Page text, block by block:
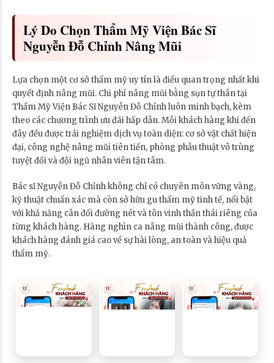
Lý Do Chọn Thẩm Mỹ Viện Bác Sĩ
Nguyễn Đỗ Chỉnh Nâng Mũi
Lựa chọn một cơ sở thẩm mỹ uy tín là điều quan trọng nhất khi
quyết định nâng mũi. Chi phí nâng mũi bằng sụn tự thân tại
Thẩm Mỹ Viện Bác Sĩ Nguyễn Đỗ Chỉnh luôn minh bạch, kèm
theo các chương trình ưu đãi hấp dẫn. Mỗi khách hàng khi đến
đây đều được trải nghiệm dịch vụ toàn diện: cơ sở vật chất hiện
đại, công nghệ nâng mũi tiên tiến, phòng phẫu thuật vô trùng
tuyệt đối và đội ngũ nhân viên tận tâm.
Bác sĩ Nguyễn Đỗ Chỉnh không chỉ có chuyên môn vững vàng,
kỹ thuật chuẩn xác mà còn sở hữu gu thẩm mỹ tinh tế, nổi bật
với khả năng cân đối đường nét và tôn vinh thần thái riêng của
từng khách hàng. Hàng nghìn ca nâng mũi thành công, được
khách hàng đánh giá cao về sự hài lòng, an toàn và hiệu quả
thẩm mỹ.